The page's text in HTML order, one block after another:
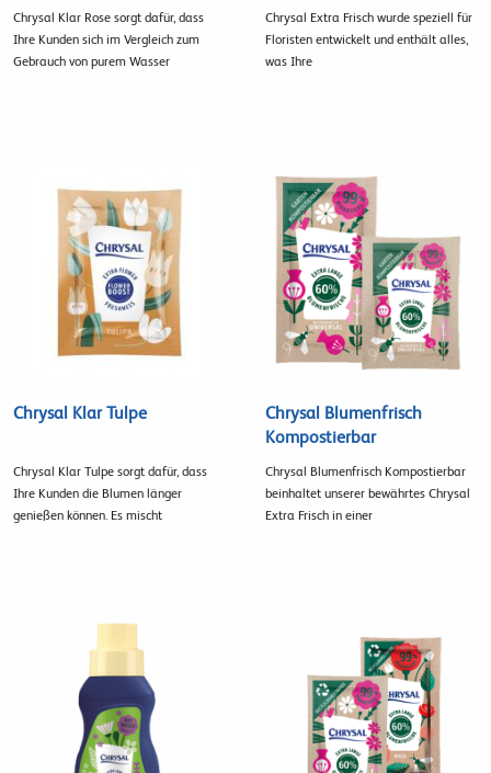
Chrysal Klar Rose sorgt dafür, dass
Ihre Kunden sich im Vergleich zum
Gebrauch von purem Wasser
Chrysal Extra Frisch wurde speziell für
Floristen entwickelt und enthält alles,
was Ihre
Chrysal Klar Tulpe
Chrysal Klar Tulpe sorgt dafür, dass
Ihre Kunden die Blumen länger
genießen können. Es mischt
Chrysal Blumenfrisch
Kompostierbar
Chrysal Blumenfrisch Kompostierbar
beinhaltet unserer bewährtes Chrysal
Extra Frisch in einer